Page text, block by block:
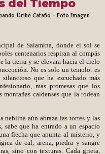
del Tiempo
Uribe Cataño – Foto Imagen
de Salamina, donde el sol se
centenarios respiran al compás
la tierra y se elevara hacia el cielo
No es solo un templo: es
que ha escuchado más
más promesas que los
caldenses que la rodean
neblina aún abraza las torres y las
sabe que ha entrado a un espacio
flecha que apunta al misterio, y
de cal, arena, piedra y sangre
sino con texturas. Cada grieta,